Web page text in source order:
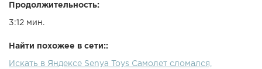
пожарная машины и эвакуатор приехали на помощь.
игрушки, эвакуатор и самолет. Композиция "Kool Kats"
Продолжительность:
3:12 мин.
Найти похожее в сети::
Искать в Яндексе Senya Toys Самолет сломался,